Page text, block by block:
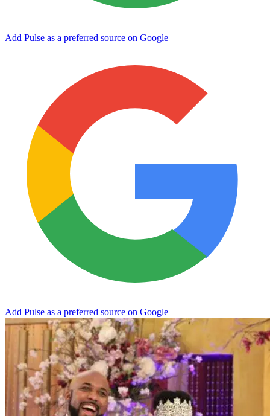
Add Pulse as a preferred source on Google
Add Pulse as a preferred source on Google